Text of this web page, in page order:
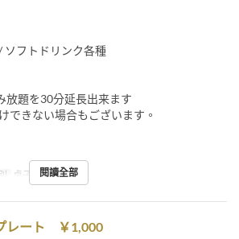
ソフトドリンク各種
放題を30分延長出来ます
できない場合もございます。
桌子, 櫃檯閱讀全部
レート ￥1,000